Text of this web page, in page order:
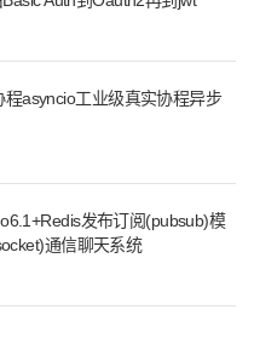
asyncio工业级真实协程异步
发布订阅(pubsub)模
通信聊天系统